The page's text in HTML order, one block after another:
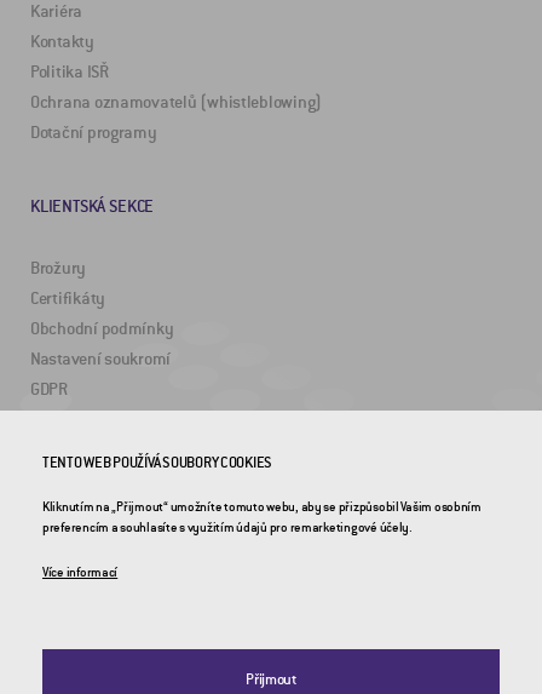
Kariéra
Kontakty
Politika ISŘ
Ochrana oznamovatelů (whistleblowing)
Dotační programy
KLIENTSKÁ SEKCE
Brožury
Certifikáty
Obchodní podmínky
Nastavení soukromí
GDPR
ZAJÍMAVÉ ODKAZY
2DRoad
TENTO WEB POUŽÍVÁ SOUBORY COOKIES
Kliknutím na „Přijmout“ umožníte tomuto webu, aby se přizpůsobil Vašim osobním
preferencím a souhlasíte s využitím údajů pro remarketingové účely.
Více informací
Přijmout